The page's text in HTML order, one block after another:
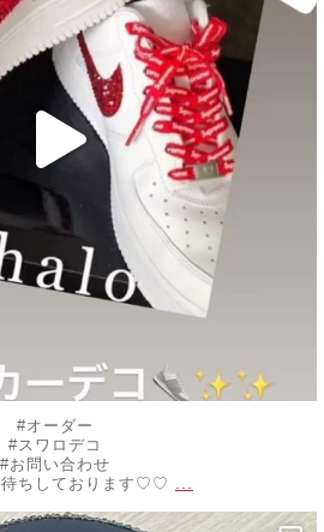
#オーダー
#スワロデコ
#お問い合わせ
待ちしております♡♡ ...